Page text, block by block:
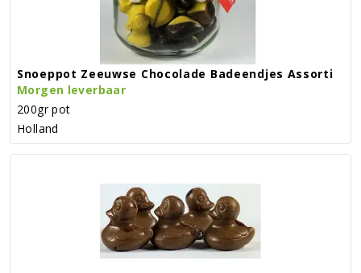
Snoeppot Zeeuwse Chocolade Badeendjes Assorti
Morgen leverbaar
200gr pot
Holland